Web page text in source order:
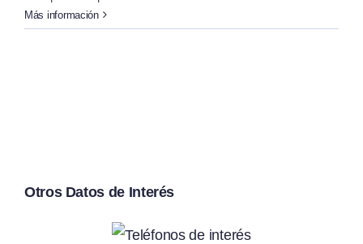
Más información
Otros Datos de Interés